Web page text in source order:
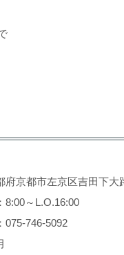
府京都市左京区吉田下大
8:00～L.O.16:00
075-746-5092